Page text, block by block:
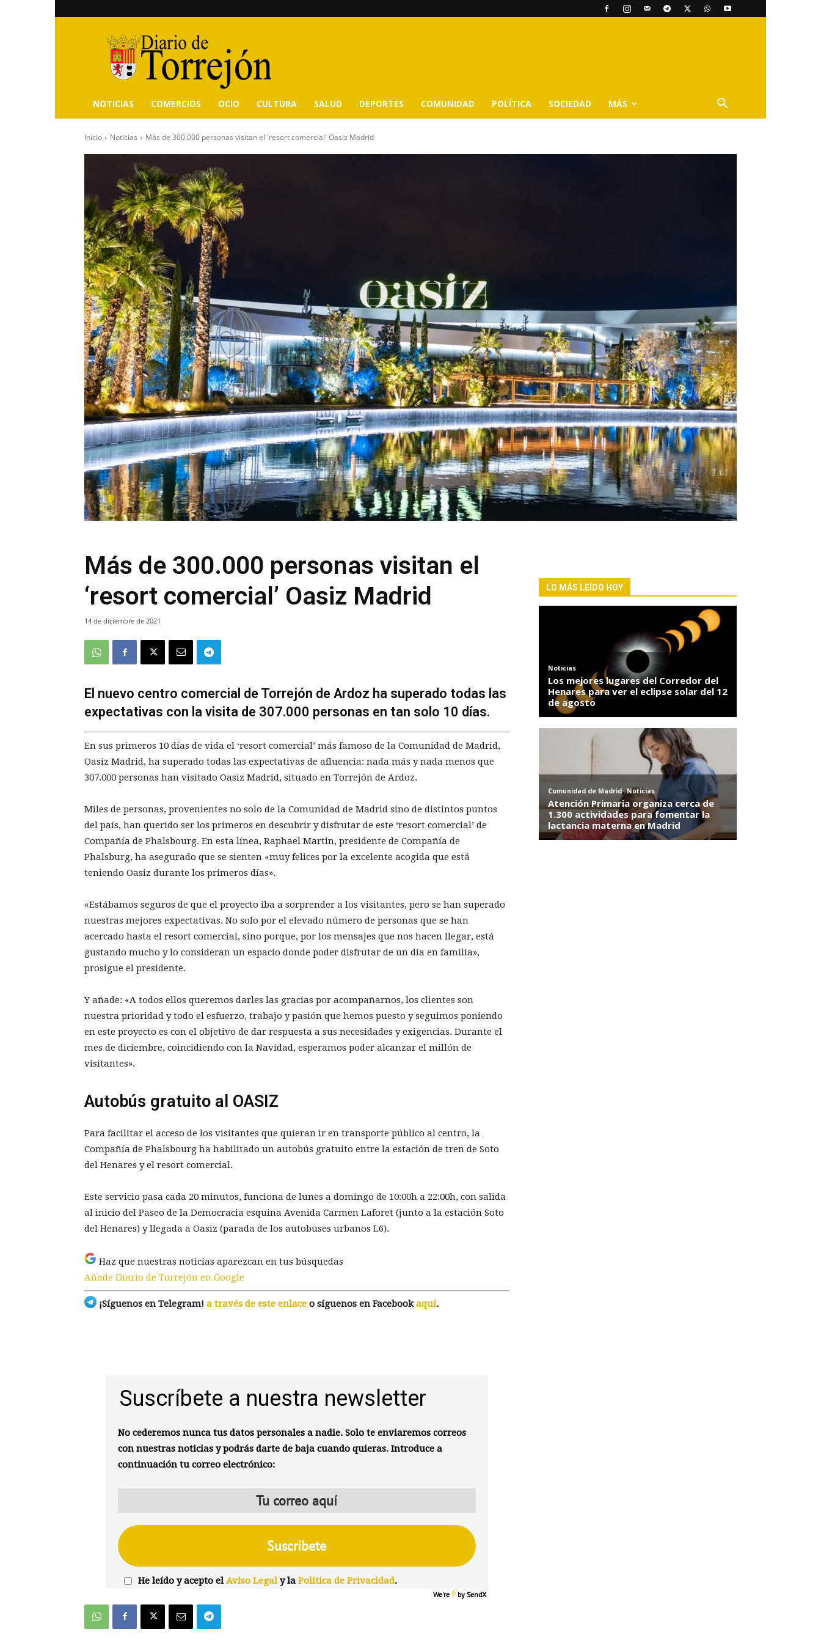
Diario
de
Torrejón
NOTICIAS COMERCIOS OCIO CULTURA SALUD DEPORTES COMUNIDAD POLÍTICA SOCIEDAD MÁS
Inicio Noticias Más de 300.000 personas visitan el 'resort comercial' Oasiz Madrid
Más de 300.000 personas visitan el
‘resort comercial’ Oasiz Madrid
14 de diciembre de 2021
El nuevo centro comercial de Torrejón de Ardoz ha superado todas las
expectativas con la visita de 307.000 personas en tan solo 10 días.
En sus primeros 10 días de vida el ‘resort comercial’ más famoso de la Comunidad de Madrid,
Oasiz Madrid, ha superado todas las expectativas de afluencia: nada más y nada menos que
307.000 personas han visitado Oasiz Madrid, situado en Torrejón de Ardoz.
Miles de personas, provenientes no solo de la Comunidad de Madrid sino de distintos puntos
del país, han querido ser los primeros en descubrir y disfrutar de este ‘resort comercial’ de
Compañía de Phalsbourg. En esta línea, Raphael Martin, presidente de Compañía de
Phalsburg, ha asegurado que se sienten «muy felices por la excelente acogida que está
teniendo Oasiz durante los primeros días».
«Estábamos seguros de que el proyecto iba a sorprender a los visitantes, pero se han superado
nuestras mejores expectativas. No solo por el elevado número de personas que se han
acercado hasta el resort comercial, sino porque, por los mensajes que nos hacen llegar, está
gustando mucho y lo consideran un espacio donde poder disfrutar de un día en familia»,
prosigue el presidente.
Y añade: «A todos ellos queremos darles las gracias por acompañarnos, los clientes son
nuestra prioridad y todo el esfuerzo, trabajo y pasión que hemos puesto y seguimos poniendo
en este proyecto es con el objetivo de dar respuesta a sus necesidades y exigencias. Durante el
mes de diciembre, coincidiendo con la Navidad, esperamos poder alcanzar el millón de
visitantes».
Autobús gratuito al OASIZ
Para facilitar el acceso de los visitantes que quieran ir en transporte público al centro, la
Compañía de Phalsbourg ha habilitado un autobús gratuito entre la estación de tren de Soto
del Henares y el resort comercial.
Este servicio pasa cada 20 minutos, funciona de lunes a domingo de 10:00h a 22:00h, con salida
al inicio del Paseo de la Democracia esquina Avenida Carmen Laforet (junto a la estación Soto
del Henares) y llegada a Oasiz (parada de los autobuses urbanos L6).
Haz que nuestras noticias aparezcan en tus búsquedas
Añade Diario de Torrejón en Google
¡Síguenos en Telegram! a través de este enlace o síguenos en Facebookaquí.
Suscríbete a nuestra newsletter
No cederemos nunca tus datos personales a nadie. Solo te enviaremos correos
con nuestras noticias y podrás darte de baja cuando quieras. Introduce a
continuación tu correo electrónico:
He leído y acepto elAviso Legaly la Política de Privacidad.
We're bySendX
LO MÁS LEÍDO HOY